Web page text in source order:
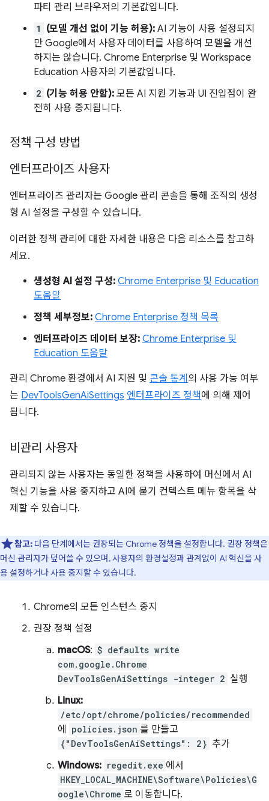
파티 관리 브라우저의 기본값입니다.
1 (모델 개선 없이 기능 허용): AI 기능이 사용 설정되지
만 Google에서 사용자 데이터를 사용하여 모델을 개선
하지는 않습니다. Chrome Enterprise 및 Workspace
Education 사용자의 기본값입니다.
2 (기능 허용 안함): 모든 AI 지원 기능과 UI 진입점이 완
전히 사용 중지됩니다.
정책 구성 방법
엔터프라이즈 사용자
엔터프라이즈 관리자는 Google 관리 콘솔을 통해 조직의 생성
형 AI 설정을 구성할 수 있습니다.
이러한 정책 관리에 대한 자세한 내용은 다음 리소스를 참고하
세요.
생성형 AI 설정 구성: Chrome Enterprise 및 Education
도움말
정책 세부정보: Chrome Enterprise 정책 목록
엔터프라이즈 데이터 보장: Chrome Enterprise 및
Education 도움말
관리 Chrome 환경에서 AI 지원 및 콘솔 통계 의 사용 가능 여부
는 DevToolsGenAiSettings 엔터프라이즈 정책에 의해 제어
됩니다.
비관리 사용자
관리되지 않는 사용자는 동일한 정책을 사용하여 머신에서 AI
혁신 기능을 사용 중지하고 AI에 묻기 컨텍스트 메뉴 항목을 삭
제할 수 있습니다.
참고: 다음 단계에서는 권장되는 Chrome 정책을 설정합니다. 권장 정책은
머신 관리자가 덮어쓸 수 있으며, 사용자의 환경설정과 관계없이 AI 혁신을 사
용 설정하거나 사용 중지할 수 있습니다.
Chrome의 모든 인스턴스 중지
권장 정책 설정
macOS: $ defaults write
com.google.Chrome
DevToolsGenAiSettings -integer 2 실행
Linux:
/etc/opt/chrome/policies/recommended
에 policies.json 를 만들고
{"DevToolsGenAiSettings": 2} 추가
Windows: regedit.exe 에서
HKEY_LOCAL_MACHINE\Software\Policies\G
oogle\Chrome 로 이동합니다.